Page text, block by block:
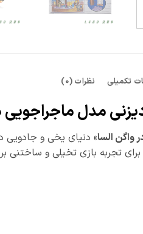
تکمیلی نظرات (0)
واگن السا» دنیای یخی و جادویی دیزنی را به خانه
تجربه بازی تخیلی و ساختنی